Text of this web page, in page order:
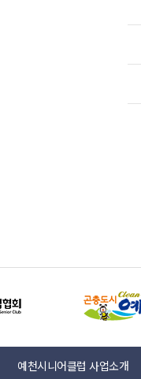
예천시니어클럽 사업소개